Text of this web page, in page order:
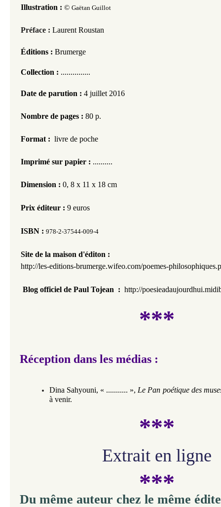
Illustration : © Gaëtan Guillot
Préface : Laurent Roustan
Éditions : Brumerge
Collection : ...............
Date de parution : 4 juillet 2016
Nombre de pages : 80 p.
Format : livre de poche
Imprimé sur papier : ..........
Dimension : 0, 8 x 11 x 18 cm
Prix éditeur : 9 euros
ISBN : 978-2-37544-009-4
Site de la maison d'éditon :
http://les-editions-brumerge.wifeo.com/poemes-
Blog officiel de Paul Tojean : http://
***
Réception dans les médias :
Dina Sahyouni, « ........... », Le Pan poétique des
à venir.
***
Extrait en ligne
***
Du même auteur chez le même